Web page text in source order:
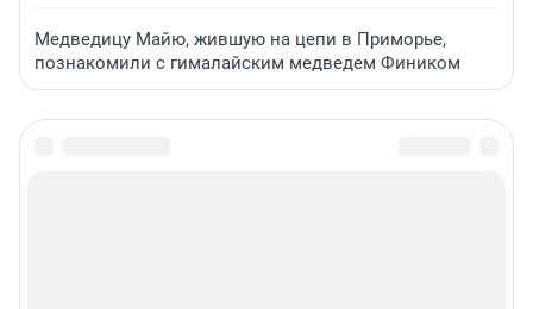
Медведицу Майю, жившую на цепи в Приморье,
познакомили с гималайским медведем Фиником